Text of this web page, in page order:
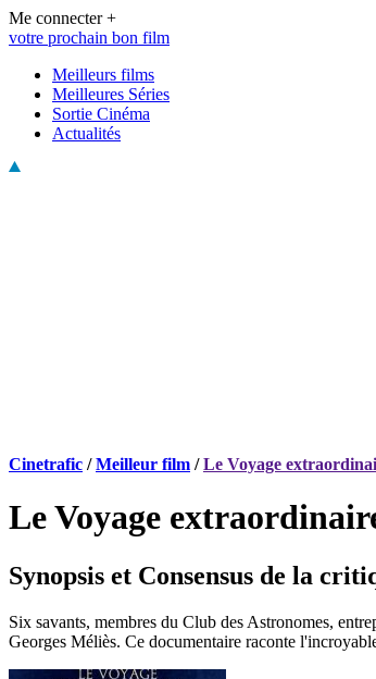
Me connecter +
votre prochain bon film
Meilleurs films
Meilleures Séries
Sortie Cinéma
Actualités
Cinetrafic /Meilleur film /Le Voyage
Le Voyage
Synopsis et Consensus de la
Six savants, membres du Club des Astronomes,
Georges Méliès. Ce documentaire raconte